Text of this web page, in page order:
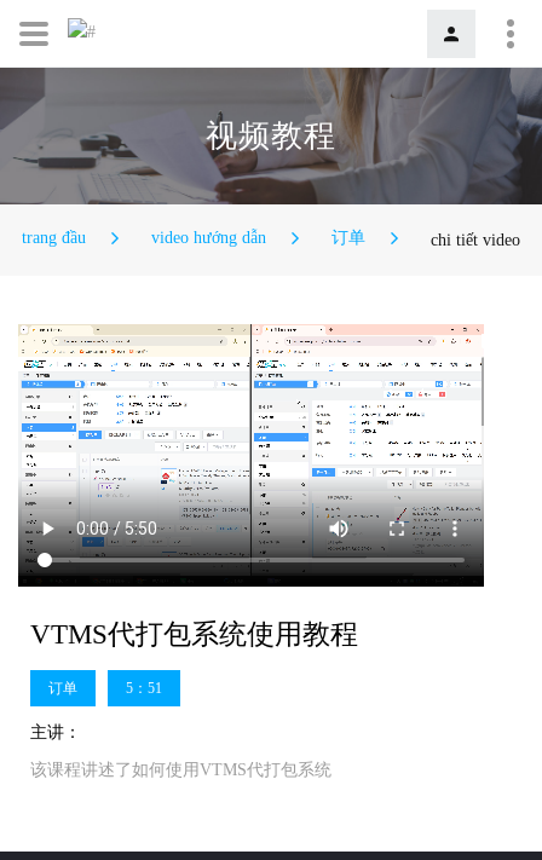
视频教程
trang đầu video hướng dẫn 订单 chi tiết video
VTMS代打包系统使用教程
订单 5：51
主讲：
该课程讲述了如何使用VTMS代打包系统